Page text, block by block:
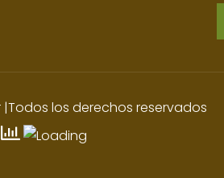
|Todos los derechos reservados